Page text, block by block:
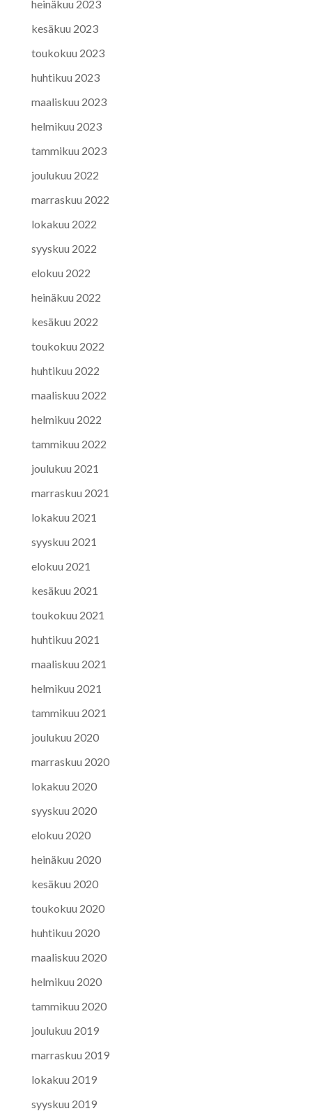
heinäkuu 2023
kesäkuu 2023
toukokuu 2023
huhtikuu 2023
maaliskuu 2023
helmikuu 2023
tammikuu 2023
joulukuu 2022
marraskuu 2022
lokakuu 2022
syyskuu 2022
elokuu 2022
heinäkuu 2022
kesäkuu 2022
toukokuu 2022
huhtikuu 2022
maaliskuu 2022
helmikuu 2022
tammikuu 2022
joulukuu 2021
marraskuu 2021
lokakuu 2021
syyskuu 2021
elokuu 2021
kesäkuu 2021
toukokuu 2021
huhtikuu 2021
maaliskuu 2021
helmikuu 2021
tammikuu 2021
joulukuu 2020
marraskuu 2020
lokakuu 2020
syyskuu 2020
elokuu 2020
heinäkuu 2020
kesäkuu 2020
toukokuu 2020
huhtikuu 2020
maaliskuu 2020
helmikuu 2020
tammikuu 2020
joulukuu 2019
marraskuu 2019
lokakuu 2019
syyskuu 2019